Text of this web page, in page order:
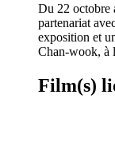
Du 22 octobre
partenariat
exposition et
Chan-wook, à
Film(s)